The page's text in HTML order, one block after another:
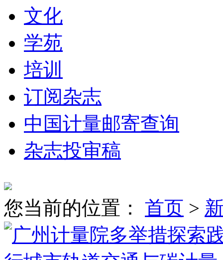
文化
学苑
培训
订阅杂志
中国计量邮寄查询
杂志投审稿
您当前的位置： 首页 >